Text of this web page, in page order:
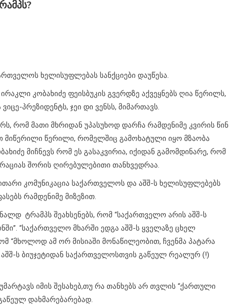
ხელისუფლებას სანქციები დაუწესა.
კობახიძე ფეისბუკის გვერდზე აქვეყნებს ღია წერილს,
პრეზიდენტს, ჯეი დი ვენსს, მიმართავს.
მათი მხრიდან უპასუხოდ დარჩა რამდენიმე კვირის წინ
წერილი, რომელშიც გამოხატული იყო მზაობა
მიჩნევს რომ ეს გასაკვირია, იქიდან გამომდინარე, რომ
შორის ღირებულებითი თანხვედრაა.
კომუნიკაცია საქართველოს და აშშ-ს ხელისუფლებებს
რამდენიმე მიზეზით.
ტრამპს შეახსენებს, რომ “საქართველო არის აშშ-ს
“საქართველო მხარში ედგა აშშ-ს ყველაზე ცხელ
“მხოლოდ ამ ორ მისიაში მონაწილეობით, ჩვენმა პატარა
ს ბიუჯეტიდან საქართველოსთვის გაწეულ რეალურ (!)
იმის შესახებ,თუ რა თანხებს არ თვლის “ქართული
დახმარებარებად.